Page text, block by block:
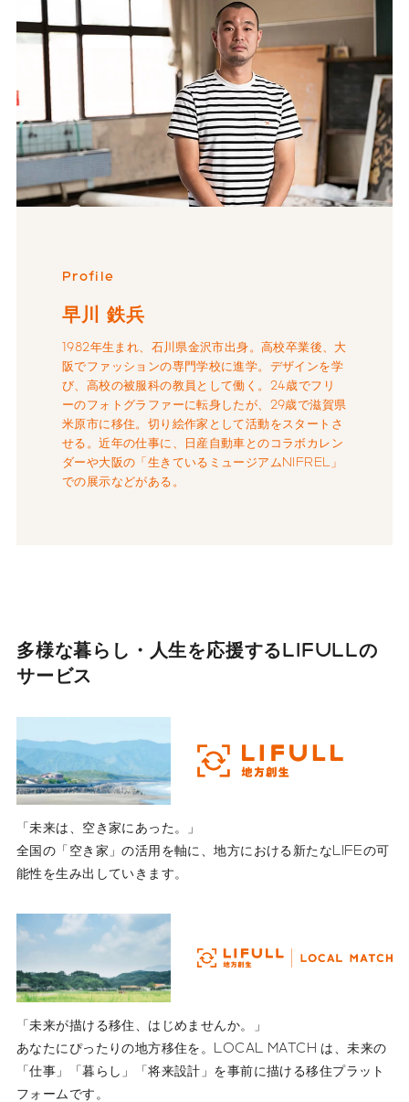
Profile
早川 鉄兵
1982年生まれ、石川県金沢市出身。高校卒業後、大
阪でファッションの専門学校に進学。デザインを学
び、高校の被服科の教員として働く。24歳でフリ
ーのフォトグラファーに転身したが、29歳で滋賀県
米原市に移住。切り絵作家として活動をスタートさ
せる。近年の仕事に、日産自動車とのコラボカレン
ダーや大阪の「生きているミュージアムNIFREL」
での展示などがある。
多様な暮らし・人生を応援するLIFULLの
サービス
「未来は、空き家にあった。」
全国の「空き家」の活用を軸に、地方における新たなLIFEの可
能性を生み出していきます。
「未来が描ける移住、はじめませんか。」
あなたにぴったりの地方移住を。LOCAL MATCH は、未来の
「仕事」「暮らし」「将来設計」を事前に描ける移住プラット
フォームです。